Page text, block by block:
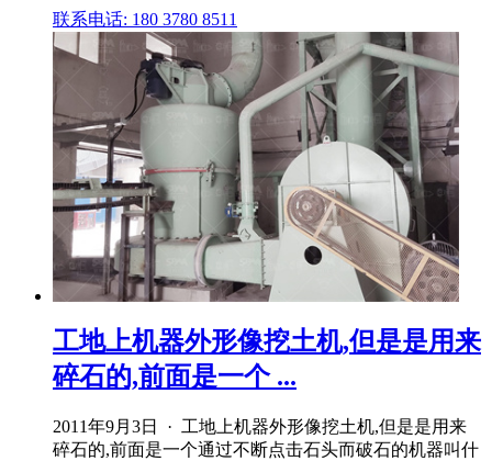
联系电话: 180 3780 8511
工地上机器外形像挖土机,但是是用来
碎石的,前面是一个 ...
2011年9月3日 · 工地上机器外形像挖土机,但是是用来
碎石的,前面是一个通过不断点击石头而破石的机器叫什